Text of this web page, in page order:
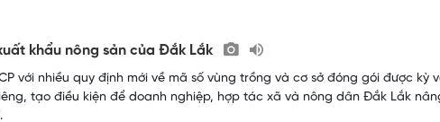
khẩu nông sản của Đắk Lắk
với nhiều quy định mới về mã số vùng trồng và cơ sở đóng gói được kỳ
tạo điều kiện để doanh nghiệp, hợp tác xã và nông dân Đắk Lắk